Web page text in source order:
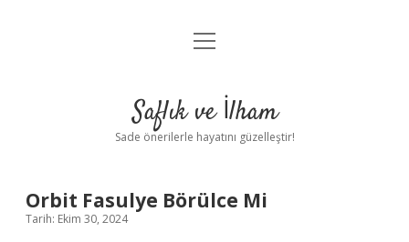
Anasayfa
Yasal Uyarı
menüyü
Saflık ve İlham
Sade önerilerle hayatını güzelleştir!
Orbit Fasulye Börülce Mi
Tarih: Ekim 30, 2024